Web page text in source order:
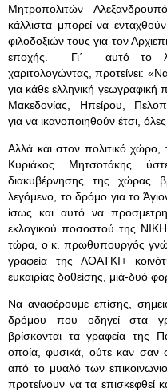
Μητροπολιτών
κάλλιστα μπορεί να
φιλοδοξιών τους για τον
εποχής. Γι΄ αυτό το
χαριτολογώντας, προτείνει:
για κάθε ελληνική
Μακεδονίας, Ηπείρου,
για να ικανοποιηθούν έτσι,
Αλλά και στον πολιτικό
Κυριάκος Μητσοτάκης
διακυβέρνησης της χώρας
λεγόμενο, το δρόμο για το
ίσως και αυτό να
εκλογικού ποσοστού της
τώρα, ο κ. πρωθυπουργός
γραφεία της ΛΟΑΤΚΙ+
ευκαιρίας δοθείσης, μιά-δυό
Να αναφέρουμε επίσης,
δρόμου που οδηγεί στα
βρίσκονται τα γραφεία της
οποία, φυσικά, ούτε καν σαν
από το μυαλό των
προτείνουν να τα επισκεφθεί